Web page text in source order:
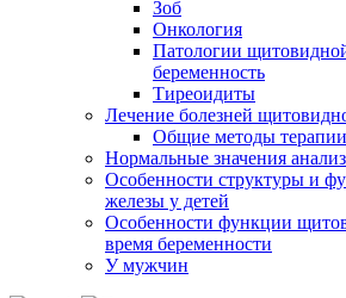
Зоб
Онкология
Патологии
беременность
Тиреоидиты
Лечение болезней
Общие методы терапии
Нормальные значения
Особенности структуры и
железы у детей
Особенности функции
время беременности
У мужчин